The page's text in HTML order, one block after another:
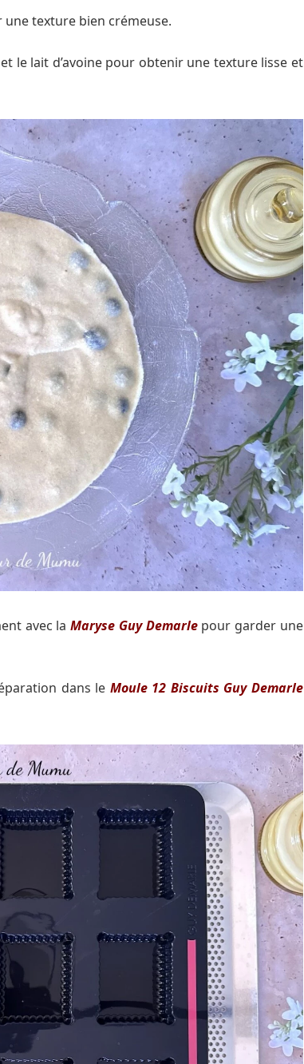
texture bien crémeuse.
le lait d’avoine pour obtenir une texture lisse et
avec laMaryse Guy Demarlepour garder une
dans le Moule 12 Biscuits Guy Demarle